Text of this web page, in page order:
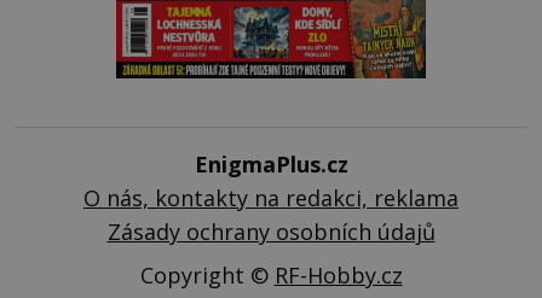
EnigmaPlus.cz
O nás, kontakty na redakci, reklama
Zásady ochrany osobních údajů
Copyright © RF-Hobby.cz